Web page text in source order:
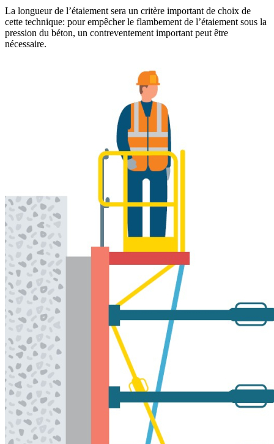
La longueur de l’étaiement sera un critère important de choix de
cette technique: pour empêcher le flambement de l’étaiement sous la
pression du béton, un contreventement important peut être
nécessaire.